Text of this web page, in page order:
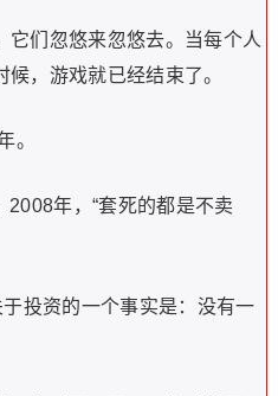
们忽悠来忽悠去。当每个人
，游戏就已经结束了。
。
2008年，“套死的都是不卖
投资的一个事实是：没有一